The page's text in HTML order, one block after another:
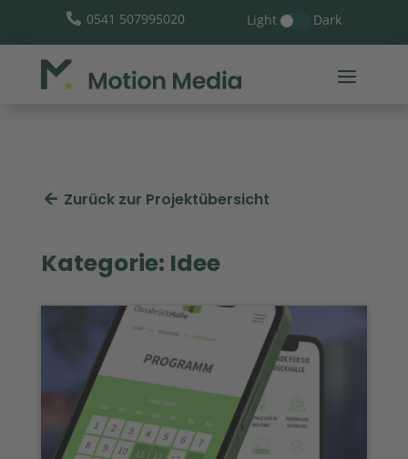
 0541 507995020 Light Dark
Zurück zur Projektübersicht
Kategorie: Idee